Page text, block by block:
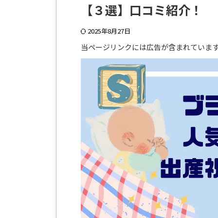
【３選】口コミ紹介！
2025年8月27日
当ページリンクには広告が含まれていま